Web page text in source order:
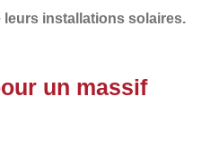
leurs installations solaires.
un massif